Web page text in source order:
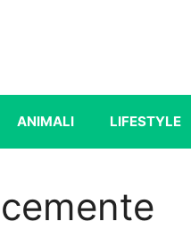
ANIMALI LIFESTYLE